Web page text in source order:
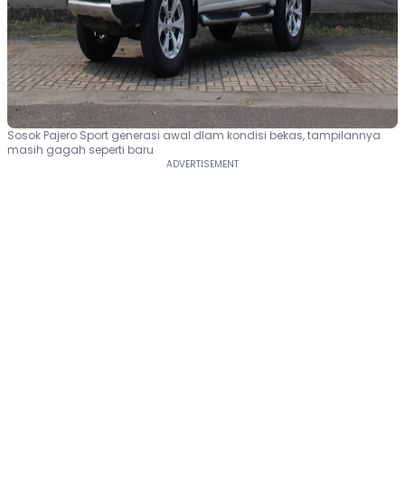
Sosok Pajero Sport generasi awal dlam kondisi bekas, tampilannya
masih gagah seperti baru